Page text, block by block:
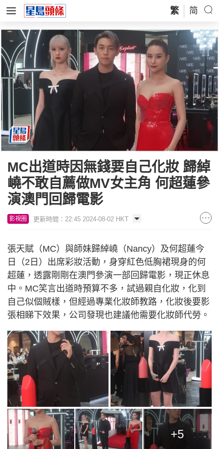
繁 简
MC出道時因無錢要自己化妝 歸綽
嶢不敢自薦做MV女主角 何超蓮參
演澳門回歸電影
影視圈 更新時間：22:45 2024-08-02 HKT
張天賦（MC）與師妹歸綽嶢（Nancy）及何超蓮今
日（2日）出席彩妝活動，身穿紅色低胸裙現身的何
超蓮，透露剛剛在澳門參演一部回歸電影，現正休息
中。MC笑言出道時預算不多，試過親自化妝，化到
自己似個賊樣，但經過專業化妝師教路，化妝後要影
張相睇下效果，公司發現也建議他需要化妝師代勞。
+5